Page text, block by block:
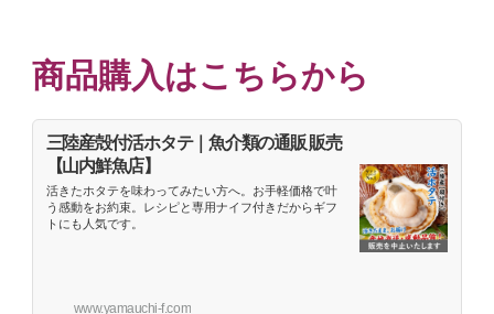
商品購入はこちらから
三陸産殻付活ホタテ｜魚介類の通販 販売
【山内鮮魚店】
活きたホタテを味わってみたい方へ。お手軽価格で叶
う感動をお約束。レシピと専用ナイフ付きだからギフ
トにも人気です。
www.yamauchi-f.com